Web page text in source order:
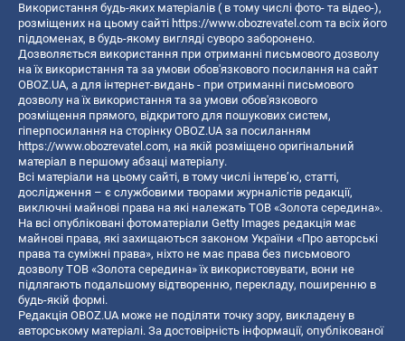
Використання будь-яких матеріалів ( в тому числі фото- та відео-),
розміщених на цьому сайті https://www.obozrevatel.com та всіх його
піддоменах, в будь-якому вигляді суворо заборонено.
Дозволяється використання при отриманні письмового дозволу
на їх використання та за умови обов'язкового посилання на сайт
OBOZ.UA, а для інтернет-видань - при отриманні письмового
дозволу на їх використання та за умови обов'язкового
розміщення прямого, відкритого для пошукових систем,
гіперпосилання на сторінку OBOZ.UA за посиланням
https://www.obozrevatel.com, на якій розміщено оригінальний
матеріал в першому абзаці матеріалу.
Всі матеріали на цьому сайті, в тому числі інтерв’ю, статті,
дослідження – є службовими творами журналістів редакції,
виключні майнові права на які належать ТОВ «Золота середина».
На всі опубліковані фотоматеріали Getty Images редакція має
майнові права, які захищаються законом України «Про авторські
права та суміжні права», ніхто не має права без письмового
дозволу ТОВ «Золота середина» їх використовувати, вони не
підлягають подальшому відтворенню, перекладу, поширенню в
будь-якій формі.
Редакція OBOZ.UA може не поділяти точку зору, викладену в
авторському матеріалі. За достовірність інформації, опублікованої